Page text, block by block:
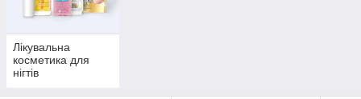
Лікувальна
косметика для
нігтів